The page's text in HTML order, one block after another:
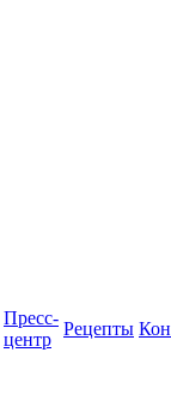
Пресс-
центр
Рецепты